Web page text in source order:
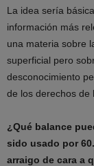
La idea sería
información más
una materia sobre
superficial pero
desconocimiento
de los derechos de
¿Qué balance
sido usado por
arraigo de cara a